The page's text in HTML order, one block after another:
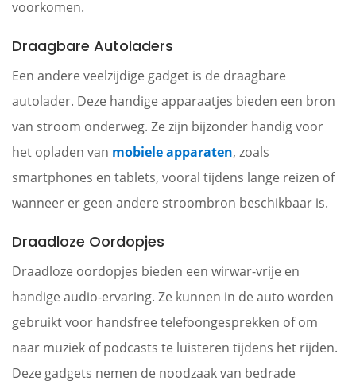
voorkomen.
Draagbare Autoladers
Een andere veelzijdige gadget is de draagbare
autolader. Deze handige apparaatjes bieden een bron
van stroom onderweg. Ze zijn bijzonder handig voor
het opladen van mobiele apparaten, zoals
smartphones en tablets, vooral tijdens lange reizen of
wanneer er geen andere stroombron beschikbaar is.
Draadloze Oordopjes
Draadloze oordopjes bieden een wirwar-vrije en
handige audio-ervaring. Ze kunnen in de auto worden
gebruikt voor handsfree telefoongesprekken of om
naar muziek of podcasts te luisteren tijdens het rijden.
Deze gadgets nemen de noodzaak van bedrade